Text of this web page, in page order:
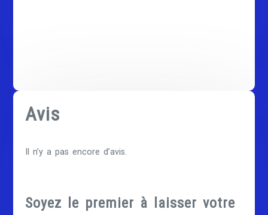
Avis
Il n’y a pas encore d’avis.
Soyez le premier à laisser votre